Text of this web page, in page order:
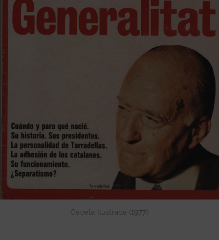
Exposicions
Contacte
Gaceta Ilustrada (1977)